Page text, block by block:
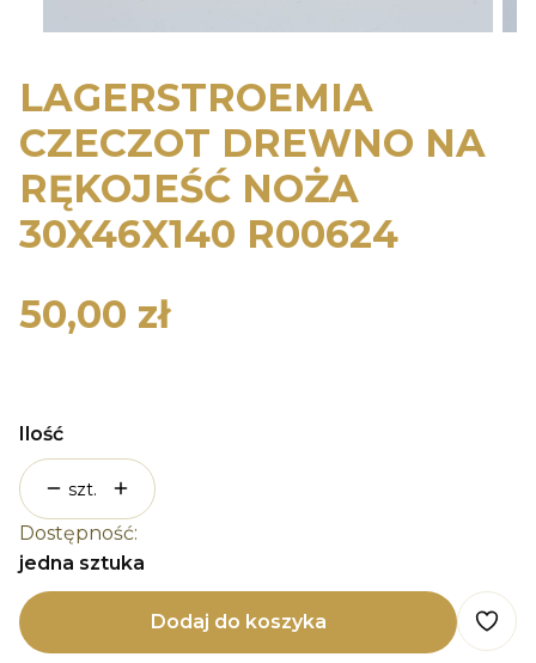
LAGERSTROEMIA
CZECZOT DREWNO NA
RĘKOJEŚĆ NOŻA
30X46X140 R00624
Cena
50,00 zł
Ilość
szt.
Dostępność:
jedna sztuka
Dodaj do koszyka